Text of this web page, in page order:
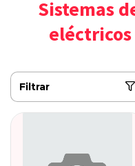
Sistemas
Filtrar